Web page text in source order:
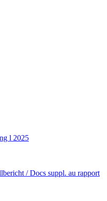
l 2025
/ Docs suppl. au rapport